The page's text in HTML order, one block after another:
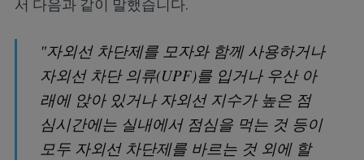
서 다음과 같이 말했습니다.
"자외선 차단제를 모자와 함께 사용하거나
자외선 차단 의류(UPF)를 입거나 우산 아
래에 앉아 있거나 자외선 지수가 높은 점
심시간에는 실내에서 점심을 먹는 것 등이
모두 자외선 차단제를 바르는 것 외에 할